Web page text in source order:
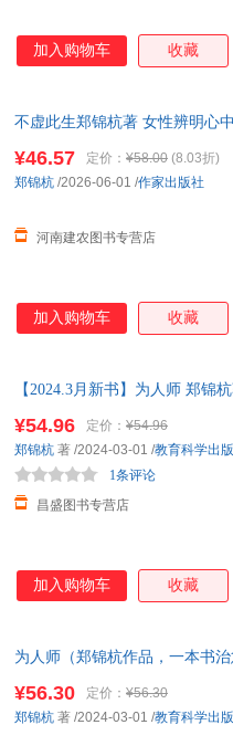
加入购物车 收藏
不虚此生郑锦杭著 女性辨明心
¥46.57 定价： ¥58.00 (8.03折)
河南建农图书专营店
郑锦杭 /2026-06-01 /作家出版社
加入购物车 收藏
【2024.3月新书】为人师 郑锦
客服
¥54.96 定价： ¥54.96
昌盛图书专营店
1条评论
郑锦杭 著 /2024-03-01 /教育科学出
加入购物车 收藏
为人师（郑锦杭作品，一本书
¥56.30 定价： ¥56.30
郑锦杭 著 /2024-03-01 /教育科学出